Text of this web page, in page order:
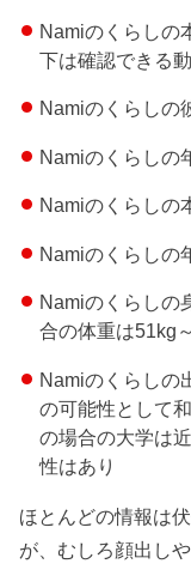
Namiのくらしの
下は確認できる
Namiのくらしの
Namiのくらしの
Namiのくらしの
Namiのくらしの
Namiのくらしの
合の体重は51kg
Namiのくらしの
の可能性として
の場合の大学は
性はあり
ほとんどの情報は
が、むしろ顔出し